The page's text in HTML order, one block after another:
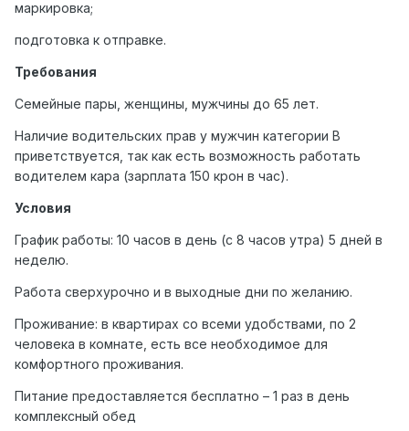
маркировка;
подготовка к отправке.
Требования
Семейные пары, женщины, мужчины до 65 лет.
Наличие водительских прав у мужчин категории В
приветствуется, так как есть возможность работать
водителем кара (зарплата 150 крон в час).
Условия
График работы: 10 часов в день (с 8 часов утра) 5 дней в
неделю.
Работа сверхурочно и в выходные дни по желанию.
Проживание: в квартирах со всеми удобствами, по 2
человека в комнате, есть все необходимое для
комфортного проживания.
Питание предоставляется бесплатно – 1 раз в день
комплексный обед